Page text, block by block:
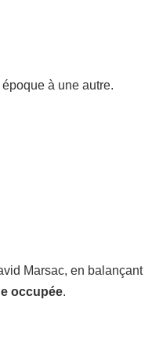
à une autre.
Marsac, en balançant
occupée.